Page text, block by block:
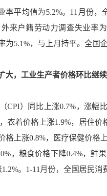
率平均值为5.2%。 11 月份，
外来户籍劳动力调查失业率为
为5.1%，与上月持平。全国
，工业生产者价格环比继
CPI）同比上涨0.7%，涨幅
，衣着价格上涨1.9%，居住价
格上涨0.8%，医疗保健价格
，粮食价格下降0.4%，鲜
1.2%。 1-11 月份，全国居民消